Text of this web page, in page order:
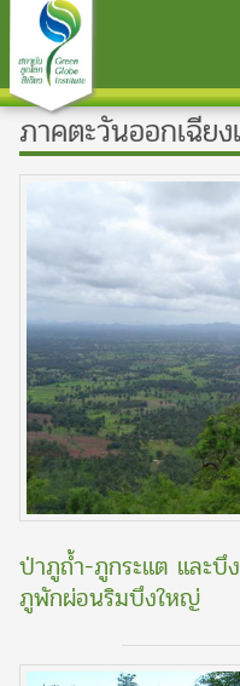
ภาคตะวันออกเฉีย
ป่าภูถ้ำ-ภูกระแต และบึ
ภูพักผ่อนริมบึงใหญ่